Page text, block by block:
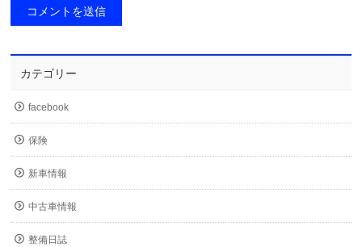
カテゴリー
facebook
保険
新車情報
中古車情報
整備日誌